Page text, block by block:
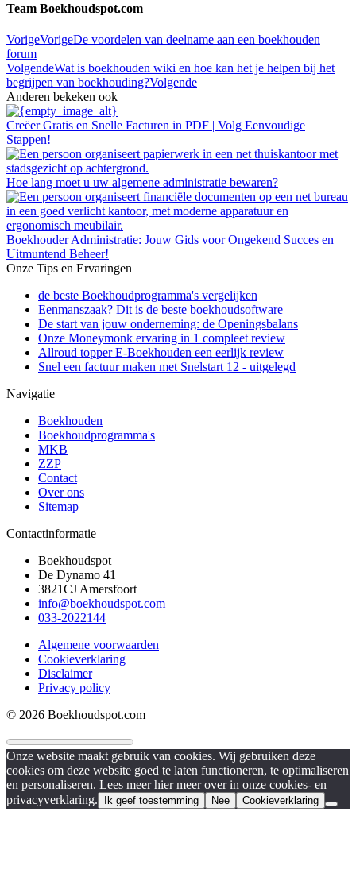
Team Boekhoudspot.com
VorigeVorigeDe voordelen van deelname aan een boekhouden
forum
VolgendeWat is boekhouden wiki en hoe kan het je helpen bij het
begrijpen van boekhouding?Volgende
Anderen bekeken ook
Creëer Gratis en Snelle Facturen in PDF | Volg Eenvoudige
Stappen!
Hoe lang moet u uw algemene administratie bewaren?
Boekhouder Administratie: Jouw Gids voor Ongekend Succes en
Uitmuntend Beheer!
Onze Tips en Ervaringen
de beste Boekhoudprogramma's vergelijken
Eenmanszaak? Dit is de beste boekhoudsoftware
De start van jouw onderneming: de Openingsbalans
Onze Moneymonk ervaring in 1 compleet review
Allroud topper E-Boekhouden een eerlijk review
Snel een factuur maken met Snelstart 12 - uitgelegd
Navigatie
Boekhouden
Boekhoudprogramma's
MKB
ZZP
Contact
Over ons
Sitemap
Contactinformatie
Boekhoudspot
De Dynamo 41
3821CJ Amersfoort
info@boekhoudspot.com
033-2022144
Algemene voorwaarden
Cookieverklaring
Disclaimer
Privacy policy
© 2026 Boekhoudspot.com
Onze website maakt gebruik van cookies. Wij gebruiken deze
cookies om deze website goed te laten functioneren, te optimaliseren
en personaliseren. Lees meer hier meer over in onze cookies- en
privacyverklaring.
Ik geef toestemming Nee Cookieverklaring